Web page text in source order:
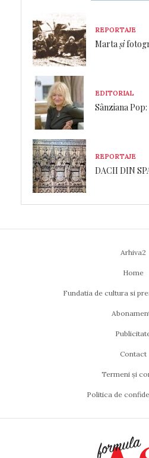
REPORTAJE
Martași
EDITORIAL
Sânziana Pop:
REPORTAJE
DACII DIN
Arhiva2
Home
Fundatia de cultura si
Contact
Termeni și
Politica de